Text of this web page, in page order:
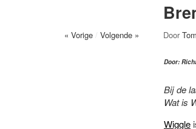
« Vorige / Volgende » Door
Door:
Bij de
Wat is
Wiggle